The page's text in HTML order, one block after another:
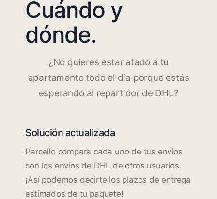
Cuándo y
dónde.
¿No quieres estar atado a tu
apartamento todo el día porque estás
esperando al repartidor de DHL?
Solución actualizada
Parcello compara cada uno de tus envíos
con los envíos de DHL de otros usuarios.
¡Así podemos decirte los plazos de entrega
estimados de tu paquete!